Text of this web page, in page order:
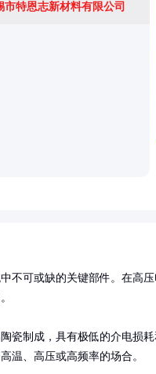
市特恩志新材料有限公司
不可或缺的关键部件。在高
瓷制成，具有极低的介电损
温、高压或高频率的场合。